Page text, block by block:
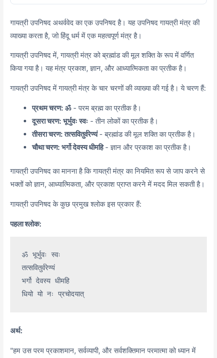
गायत्री उपनिषद अथर्ववेद का एक उपनिषद है। यह उपनिषद गायत्री मंत्र की
व्याख्या करता है, जो हिंदू धर्म में एक महत्वपूर्ण मंत्र है।
गायत्री उपनिषद में, गायत्री मंत्र को ब्रह्मांड की मूल शक्ति के रूप में वर्णित
किया गया है। यह मंत्र प्रकाश, ज्ञान, और आध्यात्मिकता का प्रतीक है।
गायत्री उपनिषद में गायत्री मंत्र के चार चरणों की व्याख्या की गई है। ये चरण हैं:
प्रथम चरण: ॐ - परम ब्रह्म का प्रतीक है।
दूसरा चरण: भूर्भुवः स्वः - तीन लोकों का प्रतीक है।
तीसरा चरण: तत्सवितुर्वरेण्यं- ब्रह्मांड की मूल शक्ति का प्रतीक है।
चौथा चरण: भर्गो देवस्य धीमहि- ज्ञान और प्रकाश का प्रतीक है।
गायत्री उपनिषद का मानना ​​है कि गायत्री मंत्र का नियमित रूप से जाप करने से
भक्तों को ज्ञान, आध्यात्मिकता, और प्रकाश प्राप्त करने में मदद मिल सकती है।
गायत्री उपनिषद के कुछ प्रमुख श्लोक इस प्रकार हैं:
पहला श्लोक:
ॐ भूर्भुवः स्वः
तत्सवितुर्वरेण्यं
भर्गो देवस्य धीमहि
धियो यो नः प्रचोदयात्
अर्थ:
"हम उस परम प्रकाशमान, सर्वव्यापी, और सर्वशक्तिमान परमात्मा को ध्यान में